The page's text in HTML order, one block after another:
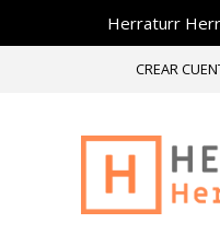
Herraturr
CREAR